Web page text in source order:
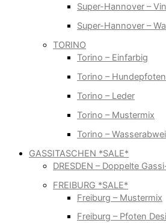
Super-Hannover –
Super-Hannover –
TORINO
Torino – Einfarbig
Torino –
Torino – Leder
Torino – Mustermix
Torino –
GASSITASCHEN *SALE*
DRESDEN – Doppelte
FREIBURG *SALE*
Freiburg – Mustermix
Freiburg – Pfoten